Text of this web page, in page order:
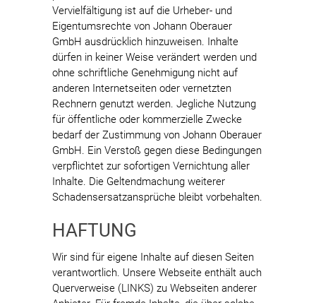
Vervielfältigung ist auf die Urheber- und
Eigentumsrechte von Johann Oberauer
GmbH ausdrücklich hinzuweisen. Inhalte
dürfen in keiner Weise verändert werden und
ohne schriftliche Genehmigung nicht auf
anderen Internetseiten oder vernetzten
Rechnern genutzt werden. Jegliche Nutzung
für öffentliche oder kommerzielle Zwecke
bedarf der Zustimmung von Johann Oberauer
GmbH. Ein Verstoß gegen diese Bedingungen
verpflichtet zur sofortigen Vernichtung aller
Inhalte. Die Geltendmachung weiterer
Schadensersatzansprüche bleibt vorbehalten.
HAFTUNG
Wir sind für eigene Inhalte auf diesen Seiten
verantwortlich. Unsere Webseite enthält auch
Querverweise (LINKS) zu Webseiten anderer